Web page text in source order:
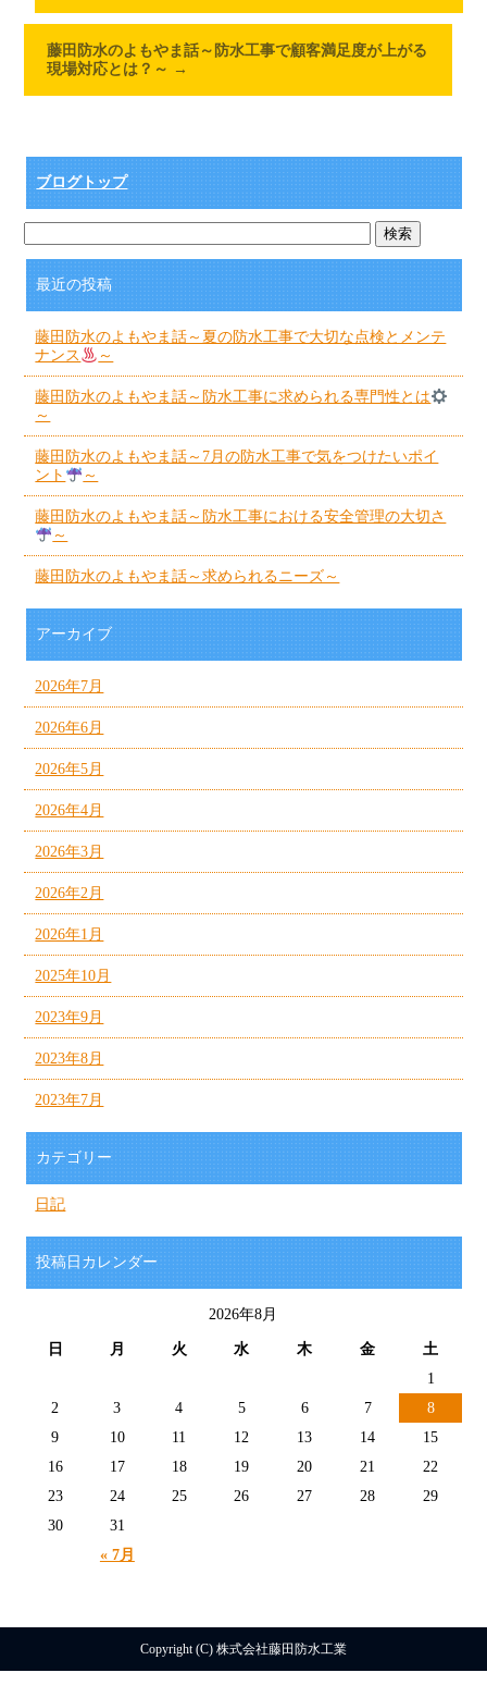
藤田防水のよもやま話～防水工事で顧客満足度が上がる
現場対応とは？～ →
ブログトップ
最近の投稿
藤田防水のよもやま話～夏の防水工事で大切な点検とメンテ
ナンス
～
藤田防水のよもやま話～防水工事に求められる専門性とは
～
藤田防水のよもやま話～7月の防水工事で気をつけたいポイ
ント
～
藤田防水のよもやま話～防水工事における安全管理の大切さ
～
藤田防水のよもやま話～求められるニーズ～
アーカイブ
2026年7月
2026年6月
2026年5月
2026年4月
2026年3月
2026年2月
2026年1月
2025年10月
2023年9月
2023年8月
2023年7月
カテゴリー
日記
投稿日カレンダー
2026年8月
日 月 火 水 木 金 土
« 7月
1
2
3 4 5 6 7
8
9
10 11 12 13 14
15
16
17 18 19 20 21
22
23
24 25 26 27 28
29
30
31
Copyright (C) 株式会社藤田防水工業